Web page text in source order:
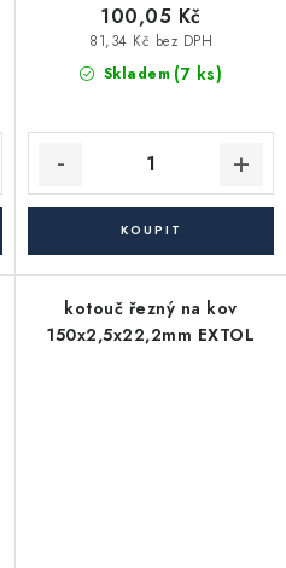
Skladem (7 ks)
81,34 Kč bez DPH
100,05 Kč
kotouč řezný na kov
150x2,5x22,2mm EXTOL